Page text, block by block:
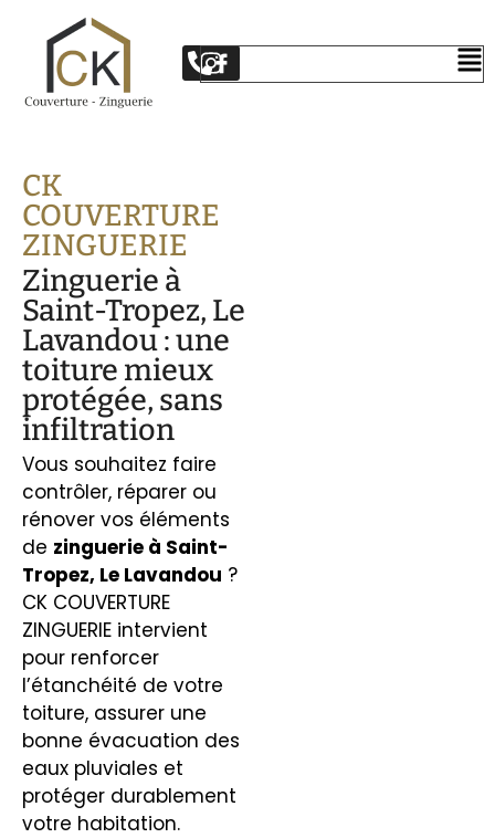
CK
COUVERTURE
ZINGUERIE
Zinguerie à
Saint-Tropez, Le
Lavandou : une
toiture mieux
protégée, sans
infiltration
Vous souhaitez faire
contrôler, réparer ou
rénover vos éléments
de zinguerie à Saint-
Tropez, Le Lavandou ?
CK COUVERTURE
ZINGUERIE intervient
pour renforcer
l’étanchéité de votre
toiture, assurer une
bonne évacuation des
eaux pluviales et
protéger durablement
votre habitation.